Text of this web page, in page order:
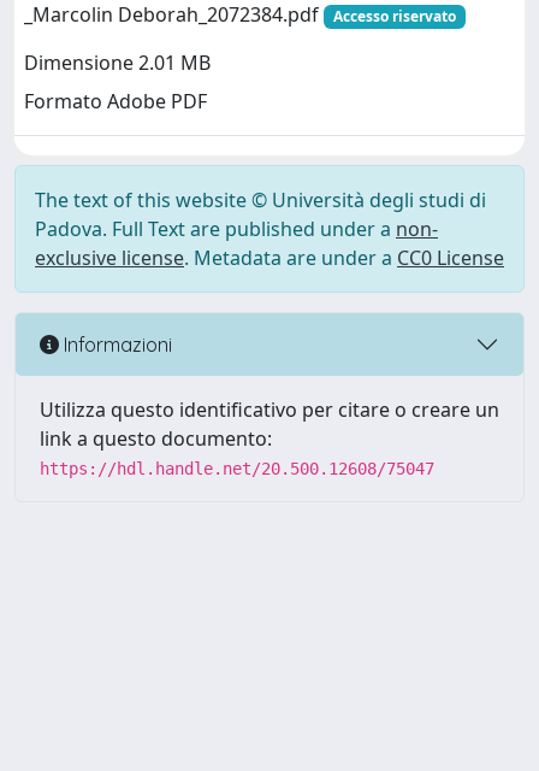
_Marcolin Deborah_2072384.pdf
Accesso riservato
Dimensione 2.01 MB
Formato Adobe PDF
The text of this website © Università degli studi di
Padova. Full Text are published under a non-
exclusive license. Metadata are under a CC0 License
Informazioni
Utilizza questo identificativo per citare o creare un
link a questo documento:
https://hdl.handle.net/20.500.12608/75047